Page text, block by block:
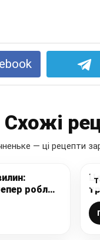
Схожі
— ці рецепти
роблю
салат із